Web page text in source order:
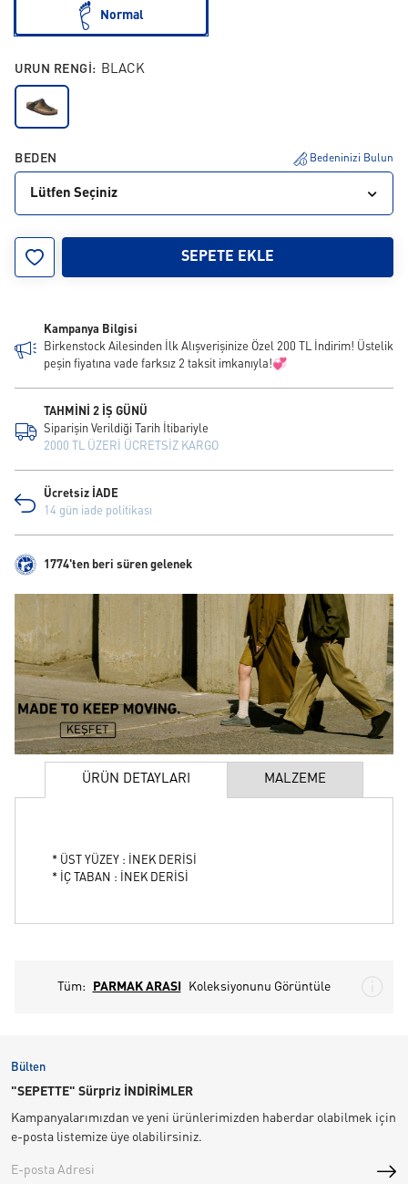
Normal
URUN RENGI: BLACK
BEDEN Bedeninizi Bulun
Lütfen Seçiniz
SEPETE EKLE
Kampanya Bilgisi
Birkenstock Ailesinden İlk Alışverişinize Özel 200 TL İndirim! Üstelik
peşin fiyatına vade farksız 2 taksit imkanıyla!💞
TAHMİNİ 2 İŞ GÜNÜ
Siparişin Verildiği Tarih İtibariyle
2000 TL ÜZERİ ÜCRETSİZ KARGO
Ücretsiz İADE
14 gün iade politikası
1774'ten beri süren gelenek
ÜRÜN DETAYLARI MALZEME
* ÜST YÜZEY : İNEK DERİSİ
* İÇ TABAN : İNEK DERİSİ
Tüm: PARMAK ARASI Koleksiyonunu Görüntüle
Bülten
"SEPETTE" Sürpriz İNDİRİMLER
Kampanyalarımızdan ve yeni ürünlerimizden haberdar olabilmek için
e-posta listemize üye olabilirsiniz.